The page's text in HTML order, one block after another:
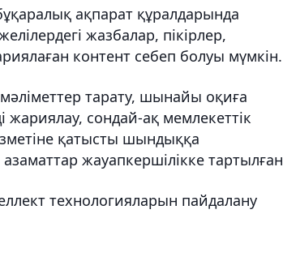
ақпарат құралдарында
жазбалар, пікірлер,
контент себеп болуы мүмкін.
тарату, шынайы оқиға
сондай-ақ мемлекеттік
қатысты шындыққа
жауапкершілікке
технологияларын пайдалану